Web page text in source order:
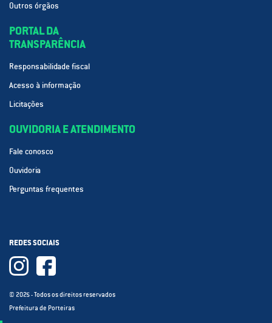
Outros órgãos
PORTAL DA
TRANSPARÊNCIA
Responsabilidade fiscal
Acesso à informação
Licitações
OUVIDORIA E ATENDIMENTO
Fale conosco
Ouvidoria
Perguntas frequentes
REDES SOCIAIS
© 2025 - Todos os direitos reservados
Prefeitura de Porteiras